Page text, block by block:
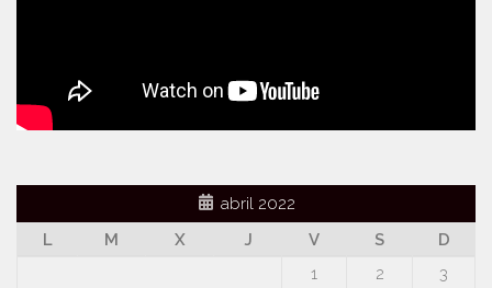
abril 2022
L
M X J V S
D
1
2
3